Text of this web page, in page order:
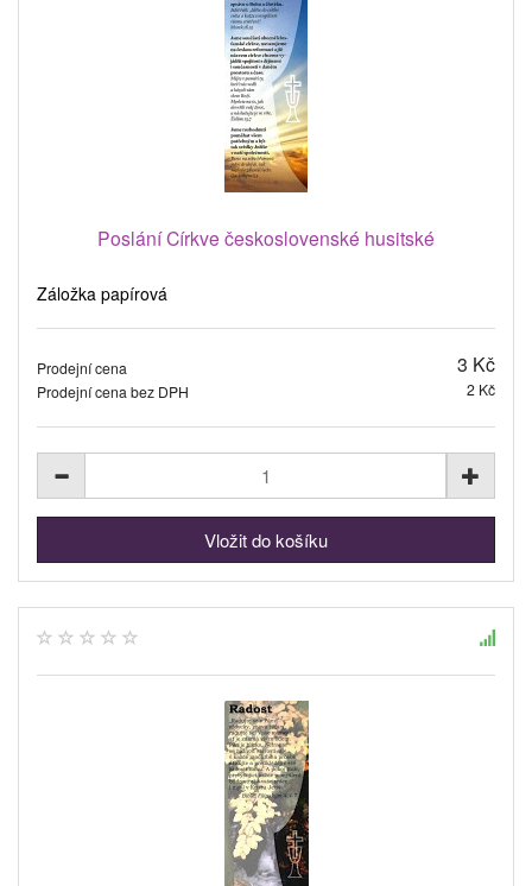
Poslání Církve československé husitské
Záložka papírová
Prodejní cena 3 Kč
Prodejní cena bez DPH 2 Kč